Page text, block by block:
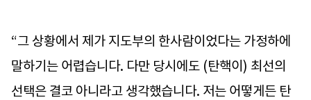
“그 상황에서 제가 지도부의 한사람이었다는 가정하에
말하기는 어렵습니다. 다만 당시에도 (탄핵이) 최선의
선택은 결코 아니라고 생각했습니다. 저는 어떻게든 탄